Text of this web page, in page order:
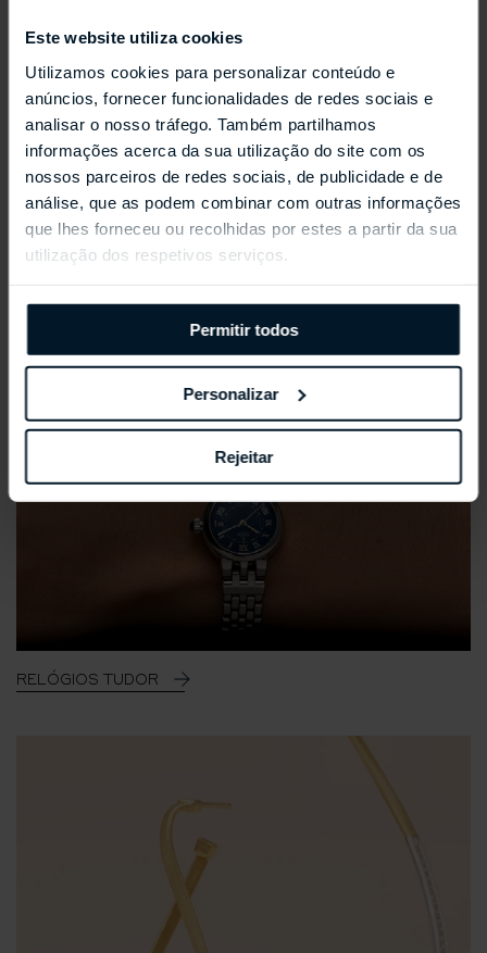
Este website utiliza cookies
Utilizamos cookies para personalizar conteúdo e
anúncios, fornecer funcionalidades de redes sociais e
analisar o nosso tráfego. Também partilhamos
informações acerca da sua utilização do site com os
nossos parceiros de redes sociais, de publicidade e de
análise, que as podem combinar com outras informações
que lhes forneceu ou recolhidas por estes a partir da sua
utilização dos respetivos serviços.
Permitir todos
Personalizar
Rejeitar
RELÓGIOS TUDOR